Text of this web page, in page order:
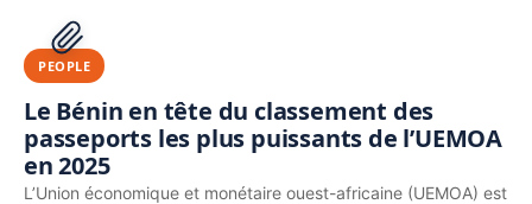
PUBLICITÉ
PEOPLE
Le Bénin en tête du classement des
passeports les plus puissants de l’UEMOA
en 2025
L’Union économique et monétaire ouest-africaine (UEMOA) est